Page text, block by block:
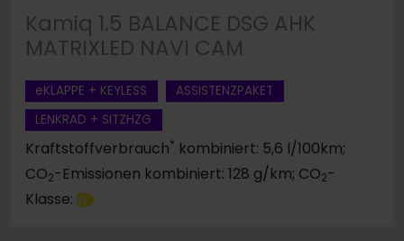
Kamiq 1.5 BALANCE DSG AHK
MATRIXLED NAVI CAM
eKLAPPE + KEYLESS
ASSISTENZPAKET
LENKRAD + SITZHZG
Kraftstoffverbrauch* kombiniert: 5,6 l/100km;
CO2-Emissionen kombiniert: 128 g/km; CO2-
Klasse: D